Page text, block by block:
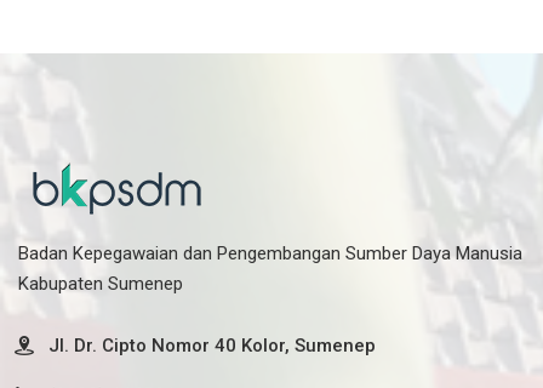
Badan Kepegawaian dan Pengembangan Sumber Daya Manusia
Kabupaten Sumenep
Jl. Dr. Cipto Nomor 40 Kolor, Sumenep